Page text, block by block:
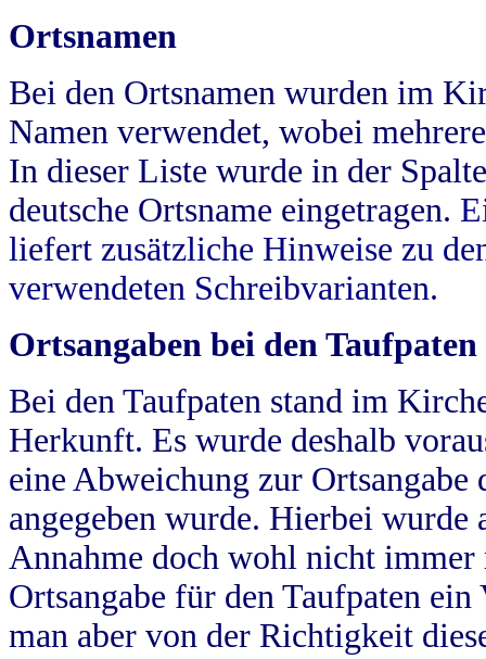
Ortsnamen
Bei den Ortsnamen wurden im
Namen verwendet, wobei
In dieser Liste wurde in der
deutsche Ortsname eingetragen.
liefert zusätzliche Hinweise zu
verwendeten Schreibvarianten.
Ortsangaben bei den Taufpaten
Bei den Taufpaten stand im
Herkunft. Es wurde deshalb
eine Abweichung zur
angegeben wurde. Hierbei wurde
Annahme doch wohl nicht
Ortsangabe für den Taufpaten
man aber von der Richtigkeit